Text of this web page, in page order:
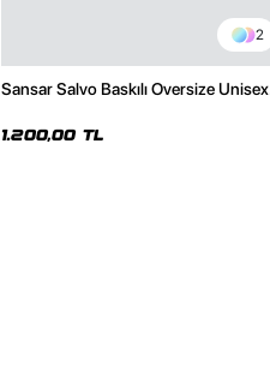
2
Sansar Salvo Baskılı Oversize Unisex
1.200,00 TL